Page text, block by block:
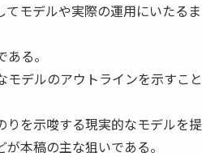
モデルや実際の運用にいたるま
る。
デルのアウトラインを示すこと
りを示唆する現実的なモデルを提
本稿の主な狙いである。